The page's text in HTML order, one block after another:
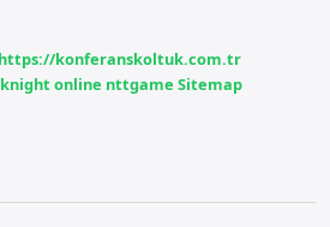
https://konferanskoltuk.com.tr
knight online nttgame Sitemap